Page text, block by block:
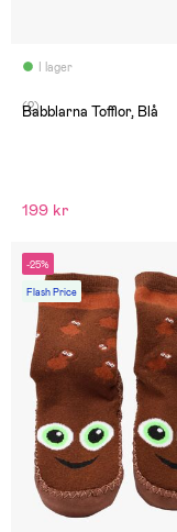
I lager
(2)
Babblarna Tofflor, Blå
199 kr
-25%
Flash Price